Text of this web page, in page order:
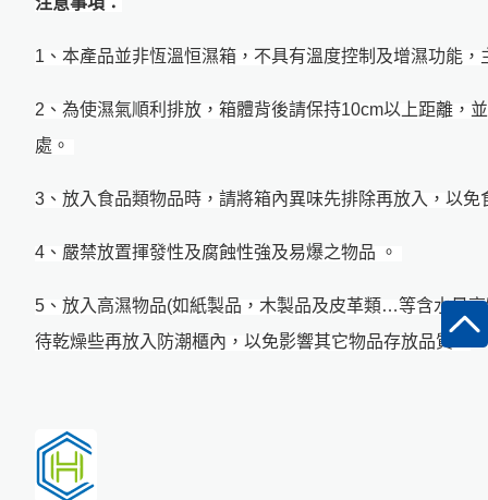
1 、本產品並非恆溫恒濕箱，不具有溫度控制及增濕功能
2 、為使濕氣順利排放，箱體背後請保持10cm以上距離，
處。
3 、放入食品類物品時，請將箱內異味先排除再放入，以
4 、嚴禁放置揮發性及腐蝕性強及易爆之物品 。
5 、放入高濕物品(如紙製品，木製品及皮革類…等含水量
待乾燥些再放入防潮櫃內，以免影響其它物品存放品質。